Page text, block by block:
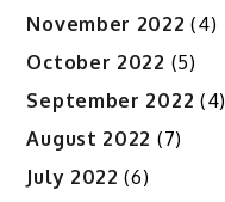
November 2022 (4)
October 2022 (5)
September 2022 (4)
August 2022 (7)
July 2022 (6)